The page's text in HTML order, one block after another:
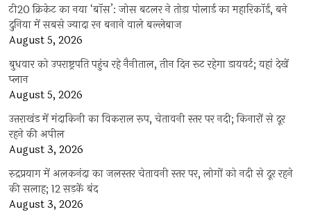
टी20 क्रिकेट का नया ‘बॉस’: जोस बटलर ने तोड़ा पोलार्ड का महारिकॉर्ड, बने
दुनिया में सबसे ज्यादा रन बनाने वाले बल्लेबाज
August 5, 2026
बुधवार को उपराष्ट्रपति पहुंच रहे नैनीताल, तीन दिन रूट रहेगा डायवर्ट; यहां देखें
प्‍लान
August 5, 2026
उत्तराखंड में मंदाकिनी का विकराल रूप, चेतावनी स्तर पर नदी; किनारों से दूर
रहने की अपील
August 3, 2026
रुद्रप्रयाग में अलकनंदा का जलस्तर चेतावनी स्तर पर, लोगों को नदी से दूर रहने
की सलाह; 12 सड़कें बंद
August 3, 2026